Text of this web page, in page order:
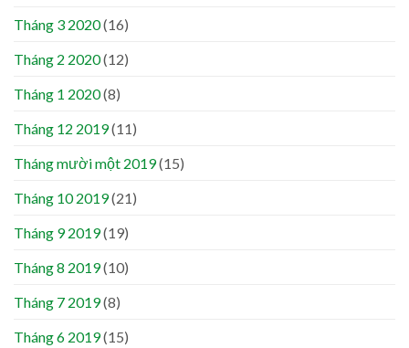
Tháng 3 2020(16)
Tháng 2 2020(12)
Tháng 1 2020(8)
Tháng 12 2019(11)
Tháng mười một 2019(15)
Tháng 10 2019(21)
Tháng 9 2019(19)
Tháng 8 2019(10)
Tháng 7 2019(8)
Tháng 6 2019(15)